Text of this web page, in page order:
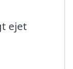
ejet